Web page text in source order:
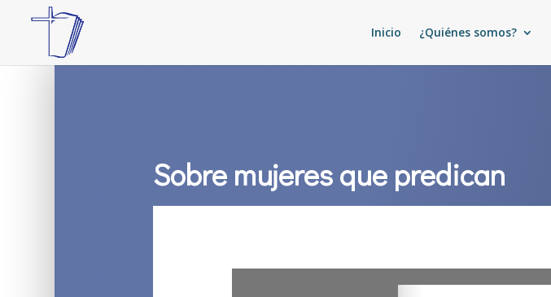
Inicio ¿Quiénes somos?
Sobre mujeres que predican